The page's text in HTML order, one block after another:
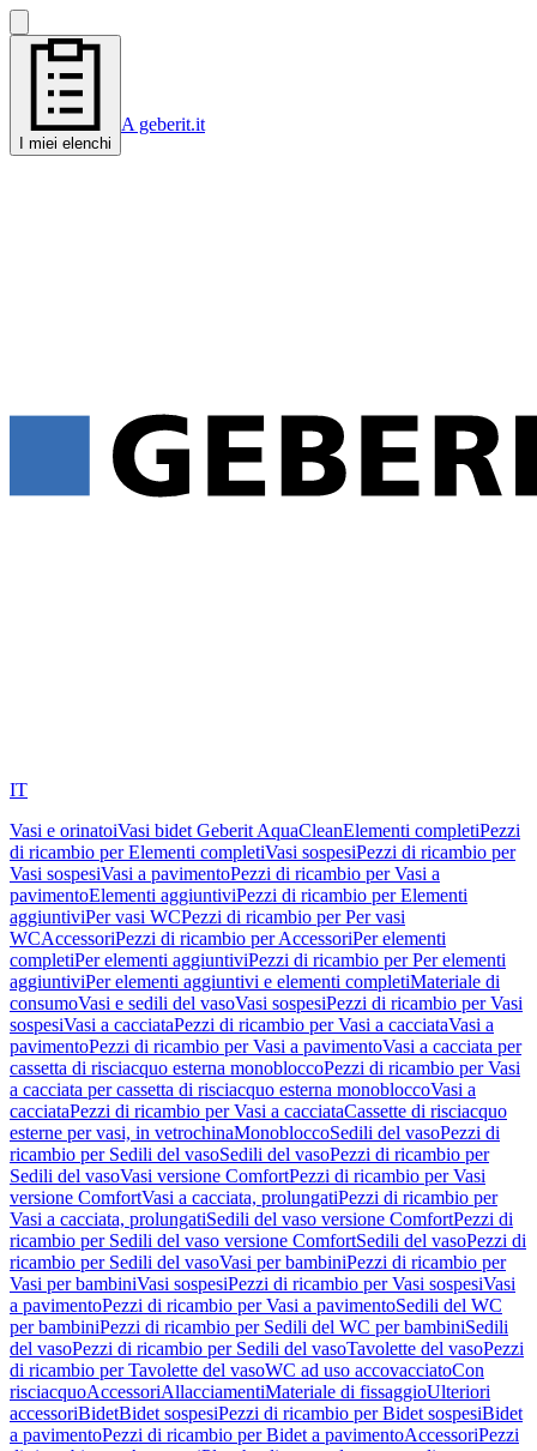
I miei elenchi
A geberit.it
IT
Vasi e orinatoiVasi bidet Geberit AquaCleanElementi completiPezzi
di ricambio per Elementi completiVasi sospesiPezzi di ricambio per
Vasi sospesiVasi a pavimentoPezzi di ricambio per Vasi a
pavimentoElementi aggiuntiviPezzi di ricambio per Elementi
aggiuntiviPer vasi WCPezzi di ricambio per Per vasi
WCAccessoriPezzi di ricambio per AccessoriPer elementi
completiPer elementi aggiuntiviPezzi di ricambio per Per elementi
aggiuntiviPer elementi aggiuntivi e elementi completiMateriale di
consumoVasi e sedili del vasoVasi sospesiPezzi di ricambio per Vasi
sospesiVasi a cacciataPezzi di ricambio per Vasi a cacciataVasi a
pavimentoPezzi di ricambio per Vasi a pavimentoVasi a cacciata per
cassetta di risciacquo esterna monobloccoPezzi di ricambio per Vasi
a cacciata per cassetta di risciacquo esterna monobloccoVasi a
cacciataPezzi di ricambio per Vasi a cacciataCassette di risciacquo
esterne per vasi, in vetrochinaMonobloccoSedili del vasoPezzi di
ricambio per Sedili del vasoSedili del vasoPezzi di ricambio per
Sedili del vasoVasi versione ComfortPezzi di ricambio per Vasi
versione ComfortVasi a cacciata, prolungatiPezzi di ricambio per
Vasi a cacciata, prolungatiSedili del vaso versione ComfortPezzi di
ricambio per Sedili del vaso versione ComfortSedili del vasoPezzi di
ricambio per Sedili del vasoVasi per bambiniPezzi di ricambio per
Vasi per bambiniVasi sospesiPezzi di ricambio per Vasi sospesiVasi
a pavimentoPezzi di ricambio per Vasi a pavimentoSedili del WC
per bambiniPezzi di ricambio per Sedili del WC per bambiniSedili
del vasoPezzi di ricambio per Sedili del vasoTavolette del vasoPezzi
di ricambio per Tavolette del vasoWC ad uso accovacciatoCon
risciacquoAccessoriAllacciamentiMateriale di fissaggioUlteriori
accessoriBidetBidet sospesiPezzi di ricambio per Bidet sospesiBidet
a pavimentoPezzi di ricambio per Bidet a pavimentoAccessoriPezzi